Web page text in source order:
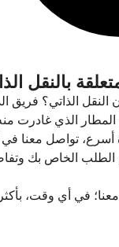
بالنقل
الذاتي؟ فريق
الذي غادرت
تواصل معنا في
الخاص بك
في أي وقت، بأكثر من